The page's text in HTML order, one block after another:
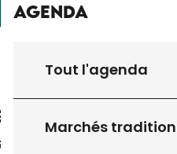
Agenda
Tout l'agenda
Marchés